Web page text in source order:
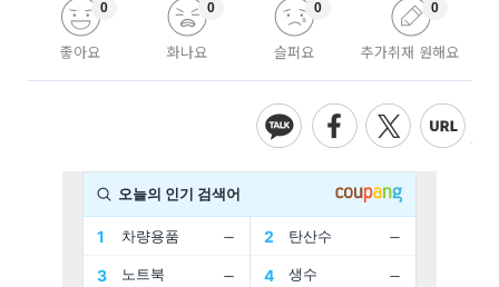
좋아요
0
화나요
0
슬퍼요
0
추가취재 원해요
0